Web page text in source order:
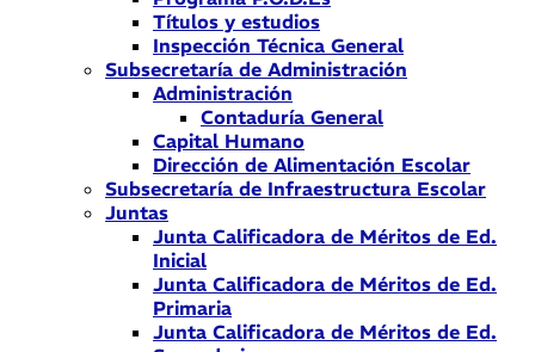
Títulos y estudios
Inspección Técnica General
Subsecretaría de Administración
Administración
Contaduría General
Capital Humano
Dirección de Alimentación Escolar
Subsecretaría de Infraestructura Escolar
Juntas
Junta Calificadora de Méritos de Ed.
Inicial
Junta Calificadora de Méritos de Ed.
Primaria
Junta Calificadora de Méritos de Ed.